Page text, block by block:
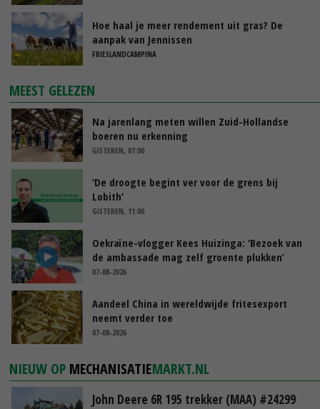
Hoe haal je meer rendement uit gras? De
aanpak van Jennissen
FRIESLANDCAMPINA
MEEST GELEZEN
Na jarenlang meten willen Zuid-Hollandse
boeren nu erkenning
GISTEREN, 07:00
‘De droogte begint ver voor de grens bij
Lobith’
GISTEREN, 11:00
Oekraïne-vlogger Kees Huizinga: ‘Bezoek van
de ambassade mag zelf groente plukken’
07-08-2026
Aandeel China in wereldwijde fritesexport
neemt verder toe
07-08-2026
NIEUW OP MECHANISATIEMARKT.NL
John Deere 6R 195 trekker (MAA) #24299